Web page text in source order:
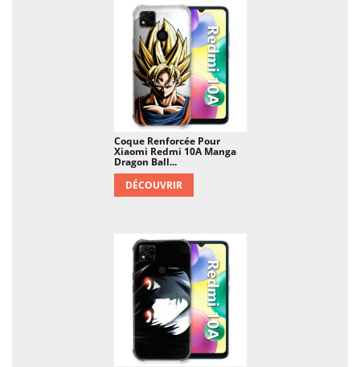
Coque Renforcée Pour
Xiaomi Redmi 10A Manga
Dragon Ball...
DÉCOUVRIR